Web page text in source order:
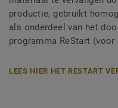
productie, gebruikt
als onderdeel van het
programma ReStart
LEES HIER HET RESTART